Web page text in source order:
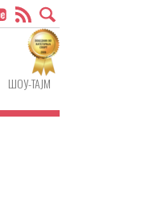
ШОУ-ТАЈМ